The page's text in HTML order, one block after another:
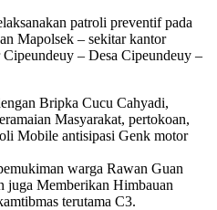
patroli preventif pada
Mapolsek – sekitar kantor
– Desa Cipeundeuy –
Bripka Cucu Cahyadi,
Masyarakat, pertokoan,
Mobile antisipasi Genk motor
warga Rawan Guan
juga Memberikan Himbauan
terutama C3.